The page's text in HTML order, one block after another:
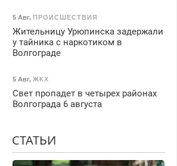
5 Авг, ПРОИСШЕСТВИЯ
Жительницу Урюпинска задержали
у тайника с наркотиком в
Волгограде
5 Авг, ЖКХ
Свет пропадет в четырех районах
Волгограда 6 августа
СТАТЬИ